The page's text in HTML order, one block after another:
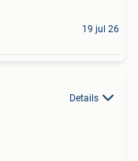
19 jul 26
Details